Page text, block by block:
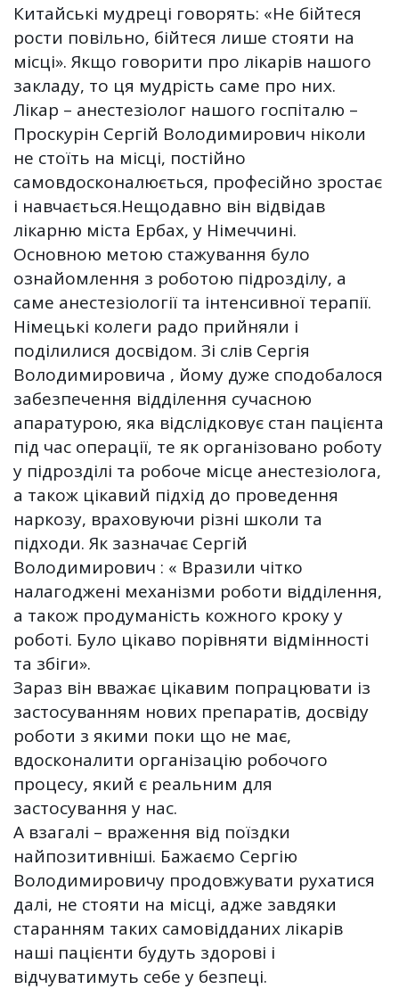
Китайські мудреці говорять: «Не бійтеся
рости повільно, бійтеся лише стояти на
місці». Якщо говорити про лікарів нашого
закладу, то ця мудрість саме про них.
Лікар – анестезіолог нашого госпіталю –
Проскурін Сергій Володимирович ніколи
не стоїть на місці, постійно
самовдосконалюється, професійно зростає
і навчається.Нещодавно він відвідав
лікарню міста Ербах, у Німеччині.
Основною метою стажування було
ознайомлення з роботою підрозділу, а
саме анестезіології та інтенсивної терапії.
Німецькі колеги радо прийняли і
поділилися досвідом. Зі слів Сергія
Володимировича , йому дуже сподобалося
забезпечення відділення сучасною
апаратурою, яка відслідковує стан пацієнта
під час операції, те як організовано роботу
у підрозділі та робоче місце анестезіолога,
а також цікавий підхід до проведення
наркозу, враховуючи різні школи та
підходи. Як зазначає Сергій
Володимирович : « Вразили чітко
налагоджені механізми роботи відділення,
а також продуманість кожного кроку у
роботі. Було цікаво порівняти відмінності
та збіги».
Зараз він вважає цікавим попрацювати із
застосуванням нових препаратів, досвіду
роботи з якими поки що не має,
вдосконалити організацію робочого
процесу, який є реальним для
застосування у нас.
А взагалі – враження від поїздки
найпозитивніші. Бажаємо Сергію
Володимировичу продовжувати рухатися
далі, не стояти на місці, адже завдяки
старанням таких самовідданих лікарів
наші пацієнти будуть здорові і
відчуватимуть себе у безпеці.